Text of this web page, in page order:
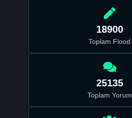
18900
Toplam Flood
25135
Toplam Yorum